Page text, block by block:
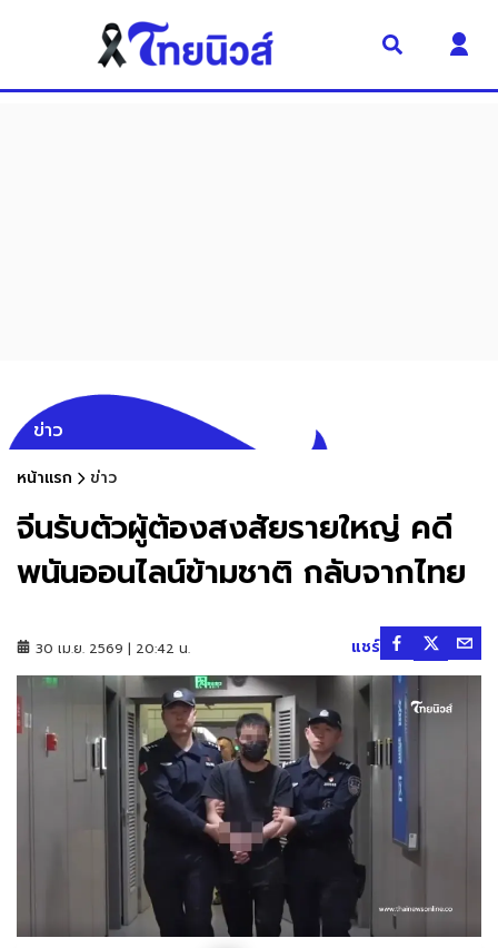
ข่าว
หน้าแรก ข่าว
จีนรับตัวผู้ต้องสงสัยรายใหญ่ คดี
พนันออนไลน์ข้ามชาติ กลับจากไทย
30 เม.ย. 2569 | 20:42 น. แชร์